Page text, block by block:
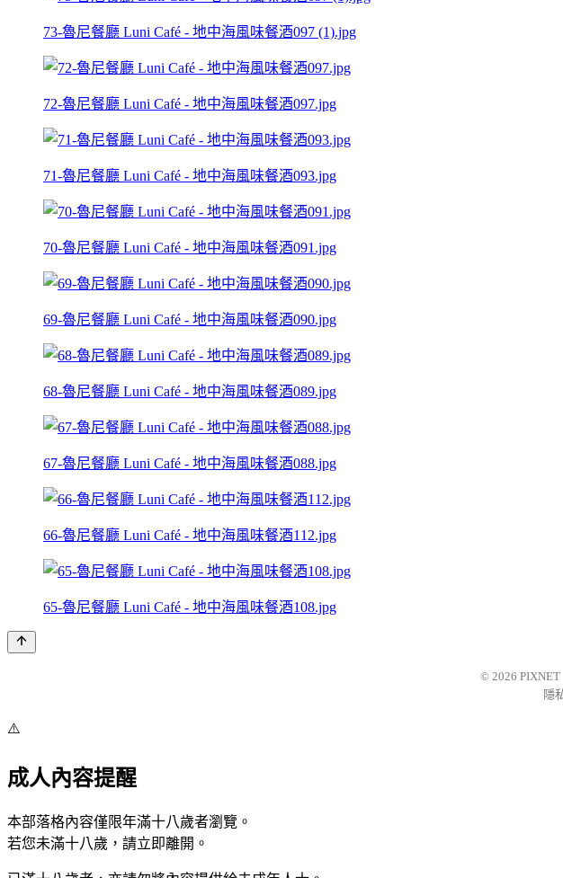
73-魯尼餐廳 Luni Café - 地中海風味餐酒097 (1).jpg
72-魯尼餐廳 Luni Café - 地中海風味餐酒097.jpg
71-魯尼餐廳 Luni Café - 地中海風味餐酒093.jpg
70-魯尼餐廳 Luni Café - 地中海風味餐酒091.jpg
69-魯尼餐廳 Luni Café - 地中海風味餐酒090.jpg
68-魯尼餐廳 Luni Café - 地中海風味餐酒089.jpg
67-魯尼餐廳 Luni Café - 地中海風味餐酒088.jpg
66-魯尼餐廳 Luni Café - 地中海風味餐酒112.jpg
65-魯尼餐廳 Luni Café - 地中海風味餐酒108.jpg
© 2026 PIXNET
隱
⚠️
成人內容提醒
本部落格內容僅限年滿十八歲者瀏覽。
若您未滿十八歲，請立即離開。